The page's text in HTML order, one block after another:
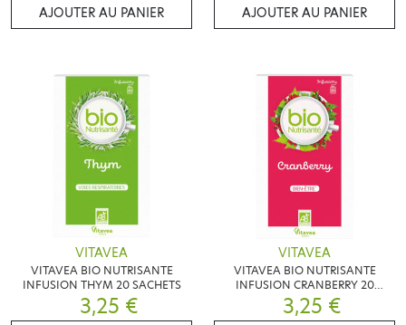
AJOUTER AU PANIER AJOUTER AU PANIER
VITAVEA
VITAVEA BIO NUTRISANTE
INFUSION THYM 20 SACHETS
3,25 €
VITAVEA
VITAVEA BIO NUTRISANTE
INFUSION CRANBERRY 20
SACHETS
3,25 €